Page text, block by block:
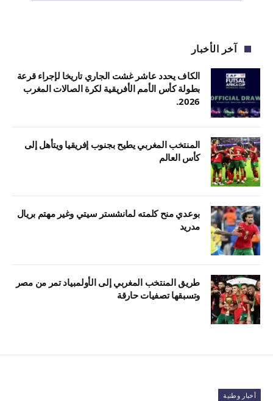
آخر الأخبار
الكاف يحدد عاشر غشت الجاري تاريخا لإجراء قرعة
بطولة كأس الأمم الأفريقية لكرة الصالات المغرب
2026.
المنتخب المغربي يطيح بجنوب إفريقيا ويتأهل إلى
كأس العالم
بوعدي منح كلمته لمانشستر سيتي وغير مهتم بريال
مدريد
طريق المنتخب المغربي إلى الأولمبياد تمر من مصر
وتسبقها تصفيات حارقة
أخبار وطنية